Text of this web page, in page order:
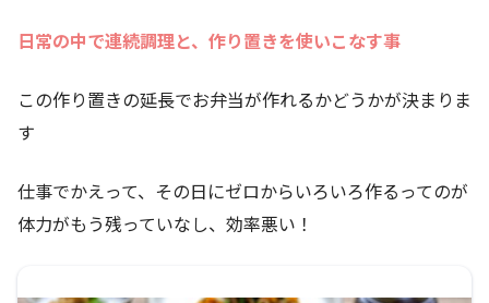
日常の中で連続調理と、作り置きを使いこなす事
この作り置きの延長でお弁当が作れるかどうかが決まりま
す
仕事でかえって、その日にゼロからいろいろ作るってのが
体力がもう残っていなし、効率悪い！